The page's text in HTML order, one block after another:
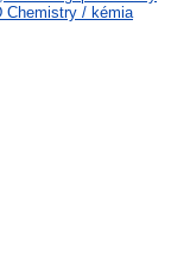
Chemistry / kémia